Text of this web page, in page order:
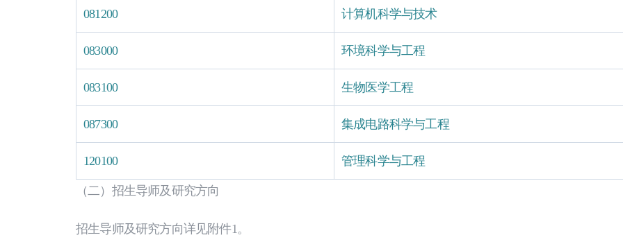
081200 计算机科学与技术
083000 环境科学与工程
083100 生物医学工程
087300 集成电路科学与工程
120100 管理科学与工程
（二）招生导师及研究方向
招生导师及研究方向详见附件1。